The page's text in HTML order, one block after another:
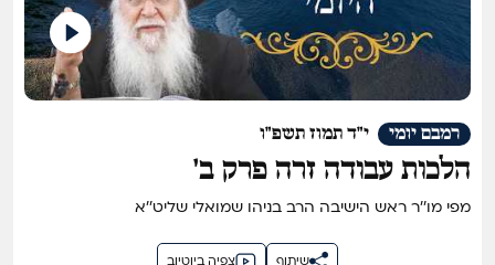
י"ד תמוז תשפ"ו רמבם יומי
הלכות עבודה זרה פרק ב'
מפי מו''ר ראש הישיבה הרב בניהו שמואלי שליט''א
צפיה ביוטיוב שיתוף